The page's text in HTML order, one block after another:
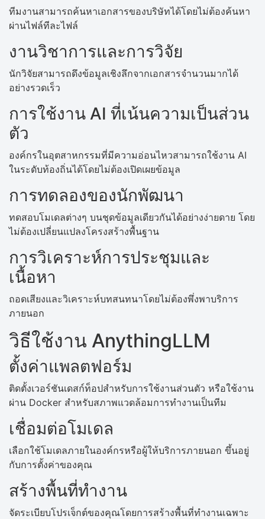
ทีมงานสามารถค้นหาเอกสารของบริษัทได้โดยไม่ต้องค้นหา
ผ่านไฟล์ทีละไฟล์
งานวิชาการและการวิจัย
นักวิจัยสามารถดึงข้อมูลเชิงลึกจากเอกสารจำนวนมากได้
อย่างรวดเร็ว
การใช้งาน AI ที่เน้นความเป็นส่วน
ตัว
องค์กรในอุตสาหกรรมที่มีความอ่อนไหวสามารถใช้งาน AI
ในระดับท้องถิ่นได้โดยไม่ต้องเปิดเผยข้อมูล
การทดลองของนักพัฒนา
ทดสอบโมเดลต่างๆ บนชุดข้อมูลเดียวกันได้อย่างง่ายดาย โดย
ไม่ต้องเปลี่ยนแปลงโครงสร้างพื้นฐาน
การวิเคราะห์การประชุมและ
เนื้อหา
ถอดเสียงและวิเคราะห์บทสนทนาโดยไม่ต้องพึ่งพาบริการ
ภายนอก
วิธีใช้งาน AnythingLLM
ตั้งค่าแพลตฟอร์ม
ติดตั้งเวอร์ชันเดสก์ท็อปสำหรับการใช้งานส่วนตัว หรือใช้งาน
ผ่าน Docker สำหรับสภาพแวดล้อมการทำงานเป็นทีม
เชื่อมต่อโมเดล
เลือกใช้โมเดลภายในองค์กรหรือผู้ให้บริการภายนอก ขึ้นอยู่
กับการตั้งค่าของคุณ
สร้างพื้นที่ทำงาน
จัดระเบียบโปรเจ็กต์ของคุณโดยการสร้างพื้นที่ทำงานเฉพาะ